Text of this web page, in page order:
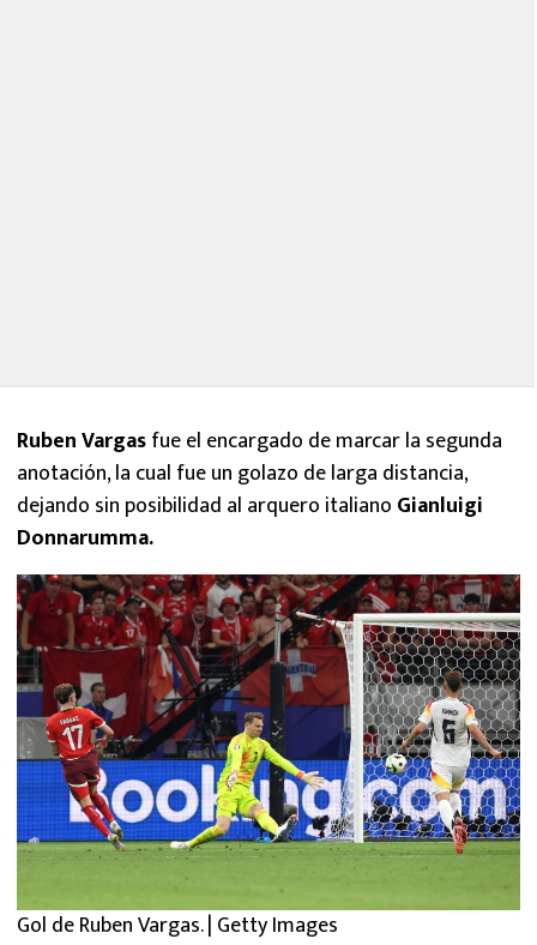
Ruben Vargasfue el encargado de marcar la segunda
anotación, la cual fue un golazo de larga distancia,
dejando sin posibilidad al arquero italiano Gianluigi
Donnarumma.
Gol de Ruben Vargas. | Getty Images